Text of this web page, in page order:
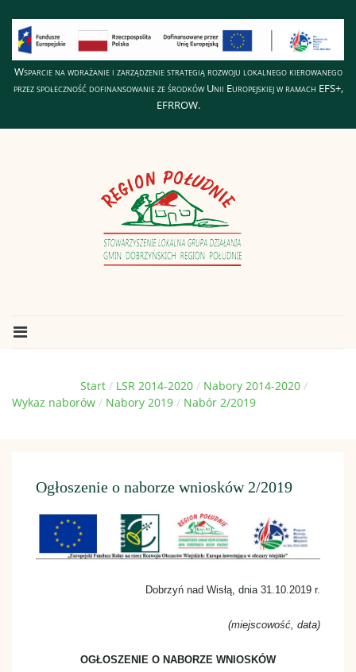
Wsparcie na wdrażanie i zarządzenie strategią rozwoju lokalnego kierowanego
przez społeczność dofinansowanie ze środków Unii Europejskiej w ramach EFS+,
EFRROW.
Start LSR 2014-2020
Nabory 2014-2020
Wykaz naborów
Nabory 2019 Nabór 2/2019
Ogłoszenie o naborze wniosków 2/2019
Dobrzyń nad Wisłą, dnia 31.10.2019 r.
(miejscowość, data)
OGŁOSZENIE O NABORZE WNIOSKÓW